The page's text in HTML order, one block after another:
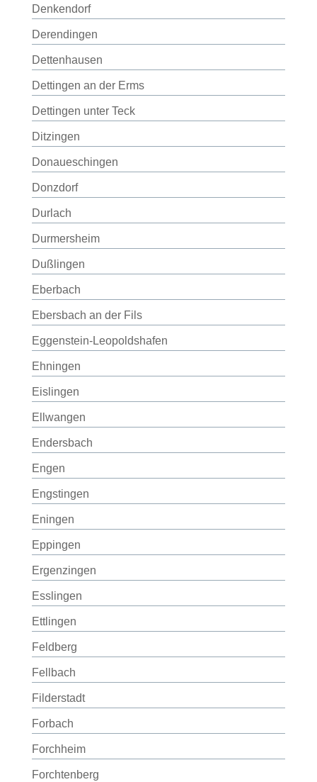
Denkendorf
Derendingen
Dettenhausen
Dettingen an der Erms
Dettingen unter Teck
Ditzingen
Donaueschingen
Donzdorf
Durlach
Durmersheim
Dußlingen
Eberbach
Ebersbach an der Fils
Eggenstein-Leopoldshafen
Ehningen
Eislingen
Ellwangen
Endersbach
Engen
Engstingen
Eningen
Eppingen
Ergenzingen
Esslingen
Ettlingen
Feldberg
Fellbach
Filderstadt
Forbach
Forchheim
Forchtenberg